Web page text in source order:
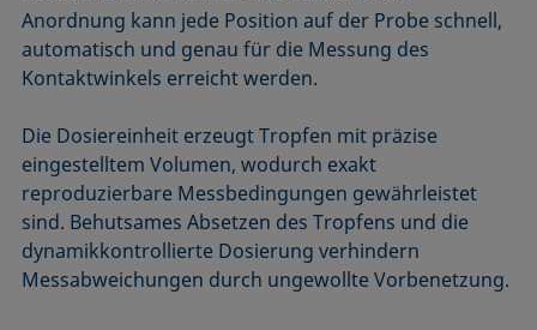
Anordnung kann jede Position auf der Probe schnell,
automatisch und genau für die Messung des
Kontaktwinkels erreicht werden.
Die Dosiereinheit erzeugt Tropfen mit präzise
eingestelltem Volumen, wodurch exakt
reproduzierbare Messbedingungen gewährleistet
sind. Behutsames Absetzen des Tropfens und die
dynamikkontrollierte Dosierung verhindern
Messabweichungen durch ungewollte Vorbenetzung.